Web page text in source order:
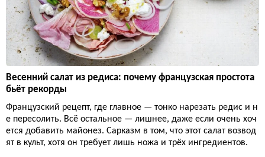
Весенний салат из редиса: почему французская простота
бьёт рекорды
Французский рецепт, где главное — тонко нарезать редис и н
е пересолить. Всё остальное — лишнее, даже если очень хоч
ется добавить майонез. Сарказм в том, что этот салат возвод
ят в культ, хотя он требует лишь ножа и трёх ингредиентов.